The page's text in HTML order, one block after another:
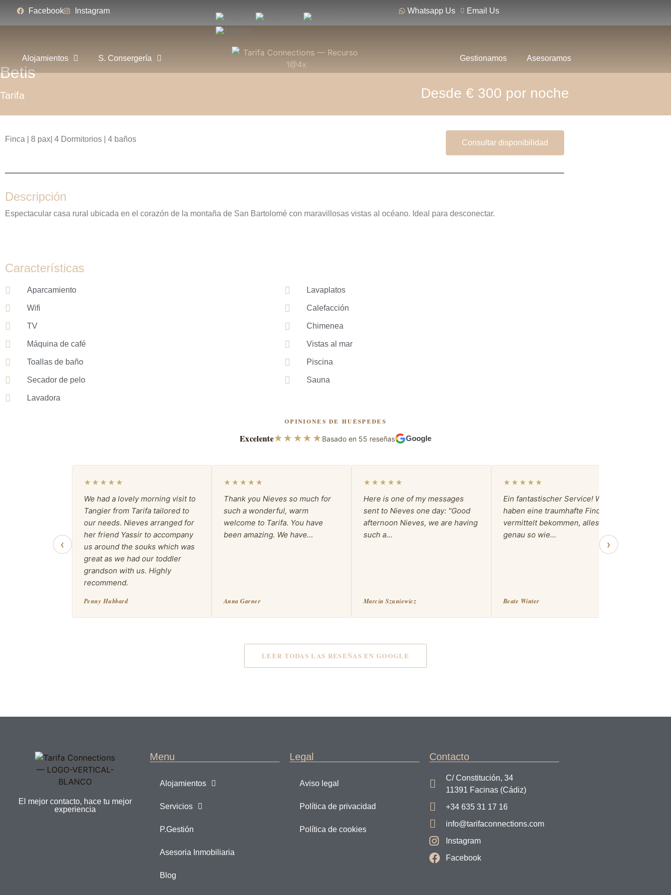
Facebook Instagram Whatsapp Us Email Us
Alojamientos S. Consergería Gestionamos Asesoramos
Betis
Tarifa Desde € 300 por noche
Finca | 8 pax| 4 Dormitorios | 4 baños Consultar disponibilidad
Descripción
Espectacular casa rural ubicada en el corazón de la montaña de San Bartolomé con maravillosas vistas al océano. Ideal para desconectar.
Características
Aparcamiento
Wifi
TV
Máquina de café
Toallas de baño
Secador de pelo
Lavadora
Lavaplatos
Calefacción
Chimenea
Vistas al mar
Piscina
Sauna
OPINIONES DE HUÉSPEDES
Excelente★★★★★Basado en 55 reseñas Google
‹
★★★★★
We had a lovely morning visit to
Tangier from Tarifa tailored to
our needs. Nieves arranged for
her friend Yassir to accompany
us around the souks which was
great as we had our toddler
grandson with us. Highly
recommend.
Penny Hubbard
★★★★★
Thank you Nieves so much for
such a wonderful, warm
welcome to Tarifa. You have
been amazing. We have…
Anna Garner
★★★★★
Here is one of my messages
sent to Nieves one day: "Good
afternoon Nieves, we are having
such a…
Marcin Szuniewicz
★★★★★
Ein fantastischer Service! Wir
haben eine traumhafte Finca
vermittelt bekommen, alles war
genau so wie…
Beate Winter
›
LEER TODAS LAS RESEÑAS EN GOOGLE
El mejor contacto, hace tu mejor
experiencia
Menu
Alojamientos
Servicios
P.Gestión
Asesoria Inmobiliaria
Blog
Legal
Aviso legal
Política de privacidad
Política de cookies
Contacto
C/ Constitución, 34
11391 Facinas (Cádiz)
+34 635 31 17 16
info@tarifaconnections.com
Instagram
Facebook